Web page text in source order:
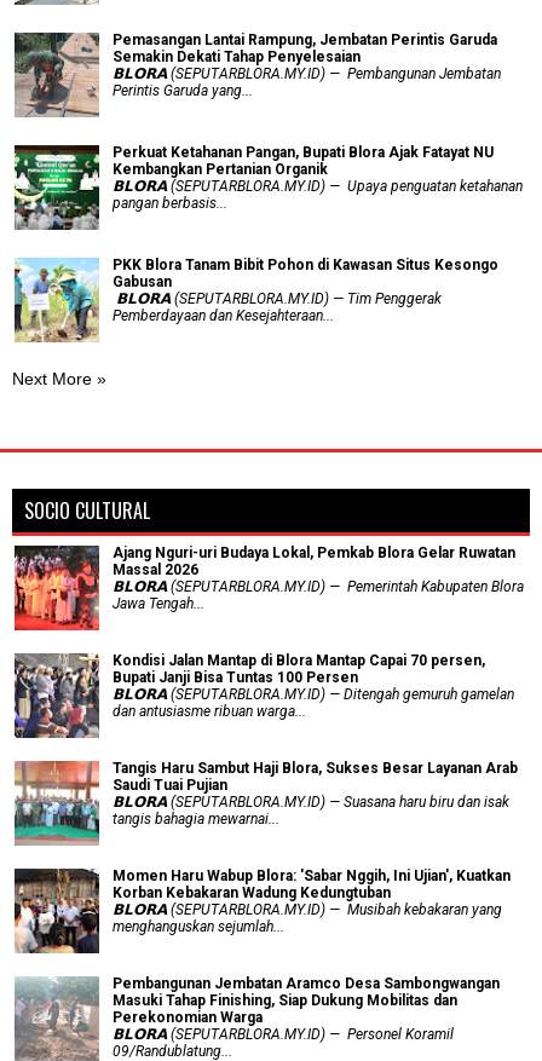
Pemasangan Lantai Rampung, Jembatan Perintis Garuda
Semakin Dekati Tahap Penyelesaian
𝗕𝗟𝗢𝗥𝗔 (SEPUTARBLORA.MY.ID) — Pembangunan Jembatan
Perintis Garuda yang...
​Perkuat Ketahanan Pangan, Bupati Blora Ajak Fatayat NU
Kembangkan Pertanian Organik
𝗕𝗟𝗢𝗥𝗔 (SEPUTARBLORA.MY.ID) — Upaya penguatan ketahanan
pangan berbasis...
PKK Blora Tanam Bibit Pohon di Kawasan Situs Kesongo
Gabusan
‎ 𝗕𝗟𝗢𝗥𝗔 (SEPUTARBLORA.MY.ID) — Tim Penggerak
Pemberdayaan dan Kesejahteraan...
Next More »
SOCIO CULTURAL
Ajang Nguri-uri Budaya Lokal, Pemkab Blora Gelar Ruwatan
Massal 2026
𝗕𝗟𝗢𝗥𝗔 (SEPUTARBLORA.MY.ID) — Pemerintah Kabupaten Blora
Jawa Tengah...
Kondisi Jalan Mantap di Blora Mantap Capai 70 persen,
Bupati Janji Bisa Tuntas 100 Persen
𝗕𝗟𝗢𝗥𝗔 (SEPUTARBLORA.MY.ID) — Ditengah gemuruh gamelan
dan antusiasme ribuan warga...
Tangis Haru Sambut Haji Blora, Sukses Besar Layanan Arab
Saudi Tuai Pujian
𝗕𝗟𝗢𝗥𝗔 (SEPUTARBLORA.MY.ID) — Suasana haru biru dan isak
tangis bahagia mewarnai...
Momen Haru Wabup Blora: ​'Sabar Nggih, Ini Ujian', Kuatkan
Korban Kebakaran Wadung Kedungtuban
𝗕𝗟𝗢𝗥𝗔 (SEPUTARBLORA.MY.ID) — Musibah kebakaran yang
menghanguskan sejumlah...
Pembangunan Jembatan Aramco Desa Sambongwangan
Masuki Tahap Finishing, Siap Dukung Mobilitas dan
Perekonomian Warga
𝗕𝗟𝗢𝗥𝗔 (SEPUTARBLORA.MY.ID) — Personel Koramil
09/Randublatung...